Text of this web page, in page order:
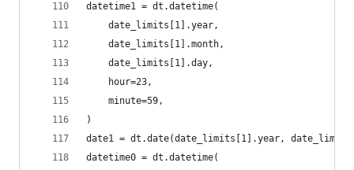
datetime1 = dt.datetime(
    date_limits[1].year,
    date_limits[1].month,
    date_limits[1].day,
    hour=23,
    minute=59,
)
date1 = dt.date(date_limits[1].year,
datetime0 = dt.datetime(